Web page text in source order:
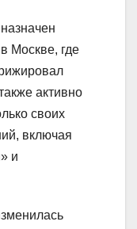
Москве, где
активно
своих
включая
и